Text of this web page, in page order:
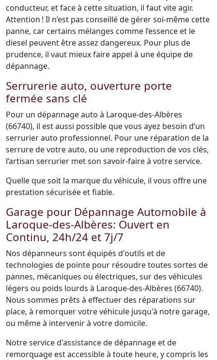
conducteur, et face à cette situation, il faut vite agir.
Attention ! Il n’est pas conseillé de gérer soi-même cette
panne, car certains mélanges comme l’essence et le
diesel peuvent être assez dangereux. Pour plus de
prudence, il vaut mieux faire appel à une équipe de
dépannage.
Serrurerie auto, ouverture porte
fermée sans clé
Pour un dépannage auto à Laroque-des-Albères
(66740), il est aussi possible que vous ayez besoin d’un
serrurier auto professionnel. Pour une réparation de la
serrure de votre auto, ou une reproduction de vos clés,
l’artisan serrurier met son savoir-faire à votre service.
Quelle que soit la marque du véhicule, il vous offre une
prestation sécurisée et fiable.
Garage pour Dépannage Automobile à
Laroque-des-Albères: Ouvert en
Continu, 24h/24 et 7j/7
Nos dépanneurs sont équipés d'outils et de
technologies de pointe pour résoudre toutes sortes de
pannes, mécaniques ou électriques, sur des véhicules
légers ou poids lourds à Laroque-des-Albères (66740).
Nous sommes prêts à effectuer des réparations sur
place, à remorquer votre véhicule jusqu'à notre garage,
ou même à intervenir à votre domicile.
Notre service d'assistance de dépannage et de
remorquage est accessible à toute heure, y compris les